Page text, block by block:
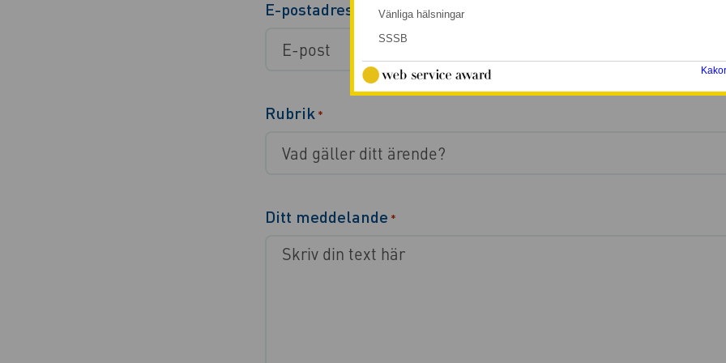
E-postadress
Rubrik *
Ditt meddelande *
Vänliga hälsningar
SSSB
Kakor